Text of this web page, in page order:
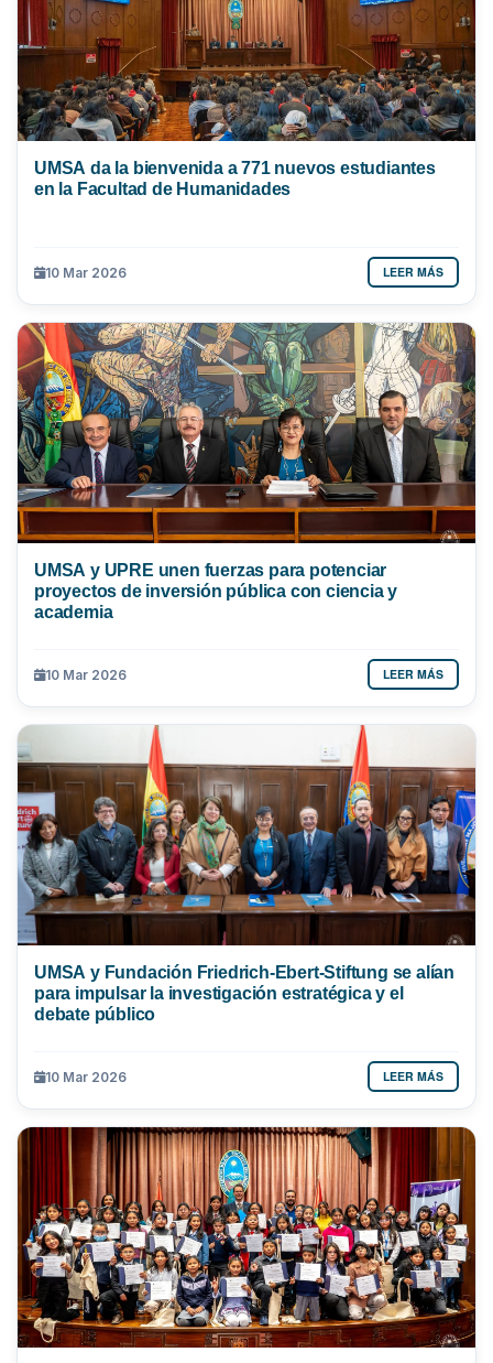
UMSA da la bienvenida a 771 nuevos estudiantes
en la Facultad de Humanidades
10 Mar 2026 LEER MÁS
UMSA y UPRE unen fuerzas para potenciar
proyectos de inversión pública con ciencia y
academia
10 Mar 2026 LEER MÁS
UMSA y Fundación Friedrich-Ebert-Stiftung se alían
para impulsar la investigación estratégica y el
debate público
10 Mar 2026 LEER MÁS